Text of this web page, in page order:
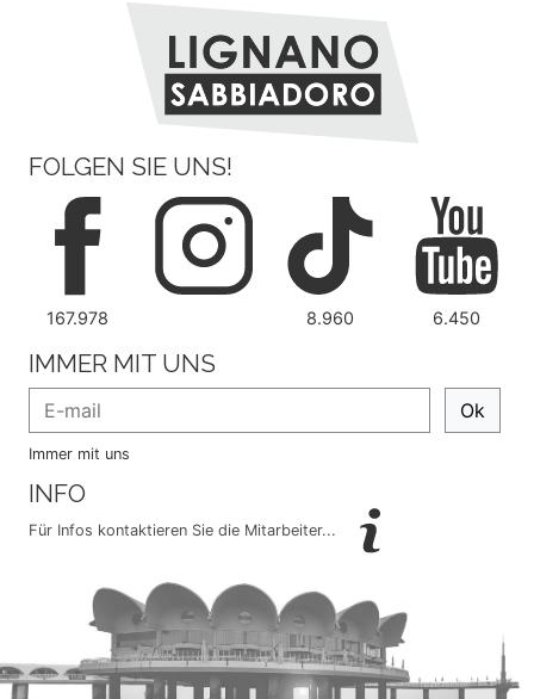
FOLGEN SIE UNS!
167.978 8.960 6.450
IMMER MIT UNS
Ok
Immer mit uns
INFO
Für Infos kontaktieren Sie die Mitarbeiter...